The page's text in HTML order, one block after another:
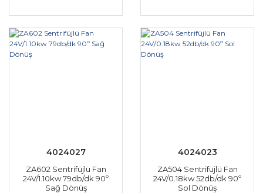
4024027
ZA602 Sentrifüjlü Fan
24V/1.10kw 79db/dk 90º
Sağ Dönüş
4024023
ZA504 Sentrifüjlü Fan
24V/0.18kw 52db/dk 90º
Sol Dönüş